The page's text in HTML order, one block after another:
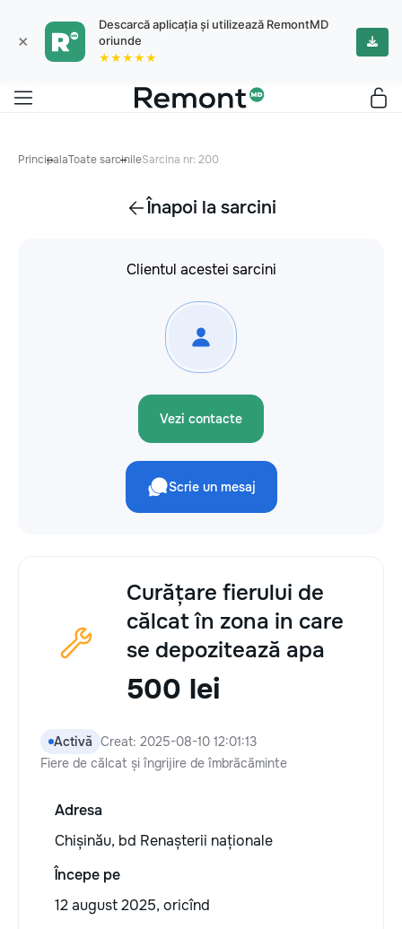
×
Descarcă aplicația și utilizează RemontMD
oriunde
★★★★★
PrincipalaToate sarcinileSarcina nr: 200
Înapoi la sarcini
Clientul acestei sarcini
Vezi contacte
Scrie un mesaj
Curățare fierului de
călcat în zona in care
se depozitează apa
500 lei
Activă Creat: 2025-08-10 12:01:13
Fiere de călcat și îngrijire de îmbrăcăminte
Adresa
Chișinău, bd Renașterii naționale
Începe pe
12 august 2025, oricînd